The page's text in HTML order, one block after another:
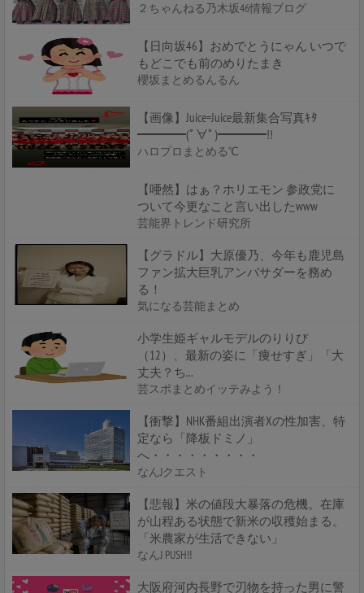
２ちゃんねる乃木坂46情報ブログ
【日向坂46】おめでとうにゃん いつで
もどこでも前のめりたまき
櫻坂まとめるんるん
【画像】Juice=Juice最新集合写真ｷﾀ
━━━━(ﾟ∀ﾟ)━━━━!!
ハロプロまとめる℃
【唖然】はぁ？ホリエモン 参政党に
ついて今更なこと言い出したwww
芸能界トレンド研究所
【グラドル】大原優乃、今年も鹿児島
ファン拡大巨乳アンバサダーを務め
る！
気になる芸能まとめ
小学生姫ギャルモデルのりりぴ
（12）、最新の姿に「痩せすぎ」「大
丈夫？ち...
芸スポまとめイッテみよう！
【衝撃】NHK番組出演者Xの性加害、特
定なら「降板ドミノ」
へ・・・・・・・・・
なんJクエスト
【悲報】米の値段大暴落の危機。在庫
が山程ある状態で新米の収穫始まる。
「米農家が生活できない」
なんJ PUSH!!
大阪府河内長野で刃物を持った男に警